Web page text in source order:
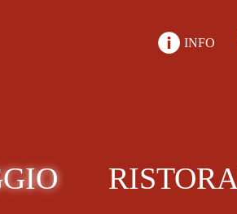
INFO
Minimarket
di 14 anni compiuti. La tassa viene